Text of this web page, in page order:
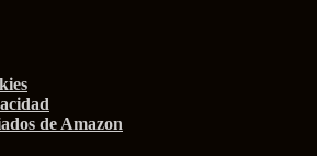
de Amazon